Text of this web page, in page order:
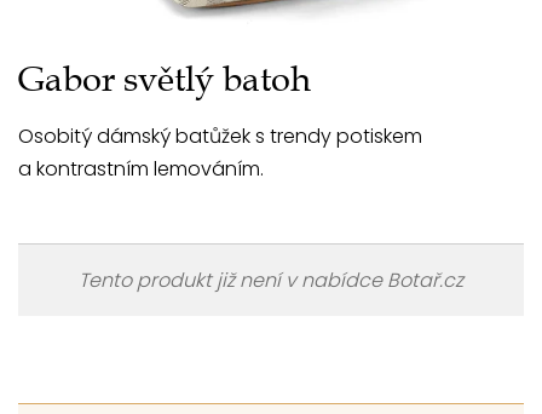
Gabor světlý batoh
Osobitý dámský batůžek s trendy potiskem
a kontrastním lemováním.
Tento produkt již není v nabídce Botař.cz